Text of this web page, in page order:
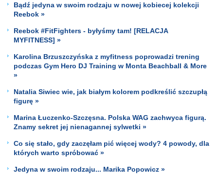
Bądź jedyna w swoim rodzaju w nowej kobiecej kolekcji
Reebok »
Reebok #FitFighters - byłyśmy tam! [RELACJA
MYFITNESS] »
Karolina Brzuszczyńska z myfitness poprowadzi trening
podczas Gym Hero DJ Training w Monta Beachball & More
»
Natalia Siwiec wie, jak białym kolorem podkreślić szczupłą
figurę »
Marina Łuczenko-Szczęsna. Polska WAG zachwyca figurą.
Znamy sekret jej nienagannej sylwetki »
Co się stało, gdy zaczęłam pić więcej wody? 4 powody, dla
których warto spróbować »
Jedyna w swoim rodzaju... Marika Popowicz »